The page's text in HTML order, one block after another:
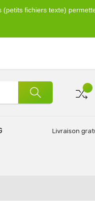
fichiers texte)
Livraison